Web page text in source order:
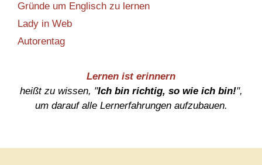
Gründe um Englisch zu lernen
Lady in Web
Autorentag
Lernen ist erinnern
heißt zu wissen, "Ich bin richtig, so wie ich bin!",
um darauf alle Lernerfahrungen aufzubauen.